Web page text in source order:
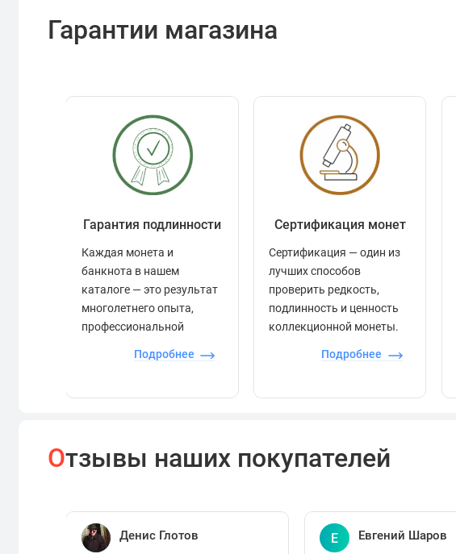
Гарантии магазина
Гарантия подлинности
Каждая монета и
банкнота в нашем
каталоге — это результат
многолетнего опыта,
профессиональной
контроля.
Подробнее
Сертификация монет
Сертификация — один из
лучших способов
проверить редкость,
подлинность и ценность
коллекционной монеты.
Подробнее
Отзывы наших покупателей
Денис Глотов Е Евгений Шаров